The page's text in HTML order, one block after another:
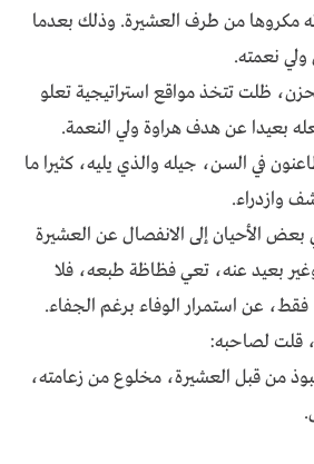
مكروها من طرف العشيرة. وذلك بعدما
نعمته.
ظلت تتخذ مواقع استراتيجية تعلو
بعيدا عن هدف هراوة ولي النعمة.
في السن، جيله والذي يليه، كثيرا ما
وازدراء.
بعض الأحيان إلى الانفصال عن العشيرة
بعيد عنه، تعي فظاظة طبعه، فلا
عن استمرار الوفاء برغم الجفاء.
قلت لصاحبه:
من قبل العشيرة، مخلوع من زعامته،